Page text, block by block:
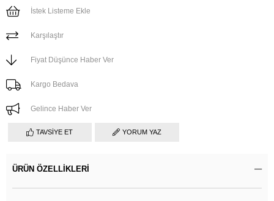
İstek Listeme Ekle
Karşılaştır
Fiyat Düşünce Haber Ver
Kargo Bedava
Gelince Haber Ver
TAVSIYE ET YORUM YAZ
ÜRÜN ÖZELLIKLERI